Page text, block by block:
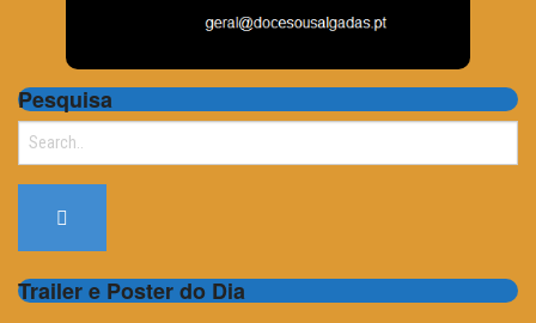
Pesquisa
Search
Trailer e Poster do Dia